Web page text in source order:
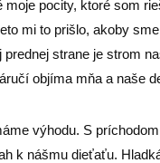
moje pocity, ktoré som
mi to prišlo, akoby
strane je strom
objíma mňa a naše
výhodu. S
k nášmu dieťaťu.